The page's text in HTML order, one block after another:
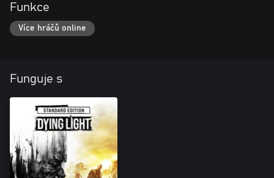
Funkce
Více hráčů online
Funguje s